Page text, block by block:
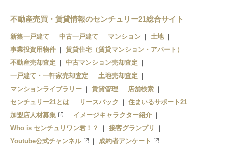
高井田
長田
不動産売買・賃貸情報のセンチュリー21総合サイト
新築一戸建て 中古一戸建て マンション
土地
事業投資用物件
賃貸住宅（賃貸マンション・アパート）
不動産売却査定
中古マンション売却査定
一戸建て・一軒家売却査定
土地売却査定
マンションライブラリー
賃貸管理
店舗検索
センチュリー21とは
リースバック
住まいるサポート21
加盟店人材募集
イメージキャラクター紹介
Who is センチュリワン君！？
接客グランプリ
Youtube公式チャンネル
成約者アンケート